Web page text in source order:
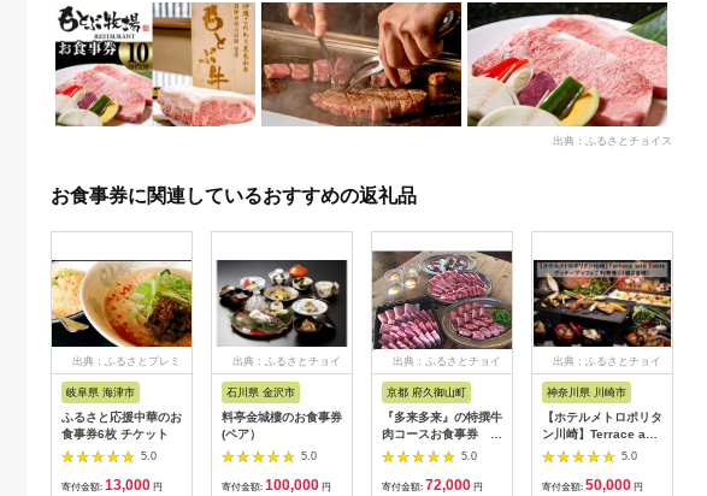
出典：ふるさとチョイス
お食事券に関連しているおすすめの返礼品
出典：ふるさとプレミ
岐阜県 海津市
ふるさと応援中華のお
食事券6枚 チケット
5.0
寄付金額: 13,000 円
出典：ふるさとチョイ
石川県 金沢市
料亭金城樓のお食事券
(ペア）
5.0
寄付金額: 100,000 円
出典：ふるさとチョイ
京都 府久御山町
『多来多来』の特撰牛
肉コースお食事券 4
名様分【1131614】
5.0
寄付金額: 72,000 円
出典：ふるさとチョイ
神奈川県 川崎市
【ホテルメトロポリタ
ン川崎】Terrace and
Table ディナービュ
ッフェご利用券1組2
名様
5.0
寄付金額: 50,000 円